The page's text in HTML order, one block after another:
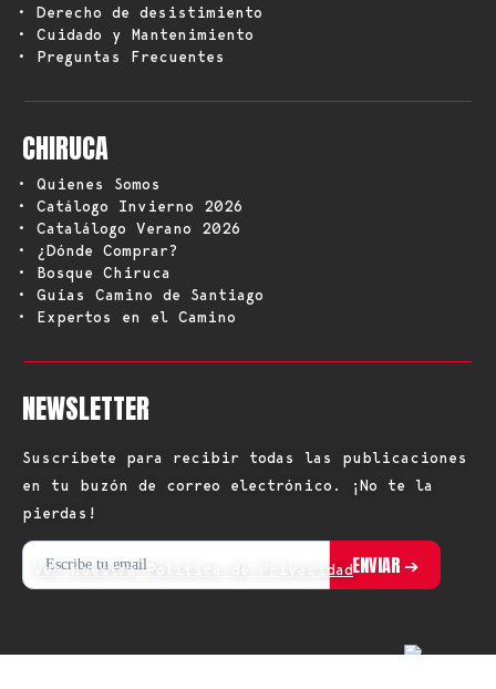
• Derecho de desistimiento
• Cuidado y Mantenimiento
• Preguntas Frecuentes
CHIRUCA
• Quienes Somos
• Catálogo Invierno 2026
• Catalálogo Verano 2026
• ¿Dónde Comprar?
• Bosque Chiruca
• Guías Camino de Santiago
• Expertos en el Camino
NEWSLETTER
Suscríbete para recibir todas las publicaciones
en tu buzón de correo electrónico. ¡No te la
pierdas!
Ver nuestra Política de Privacidad